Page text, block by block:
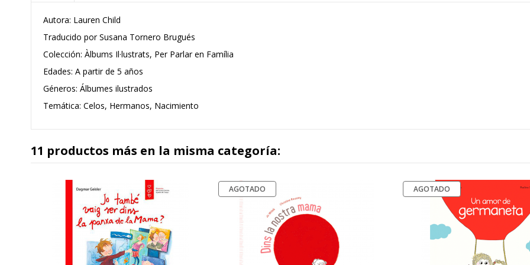
Autora: Lauren Child
Traducido por Susana Tornero Brugués
Colección: Àlbums Il·lustrats, Per Parlar en Família
Edades: A partir de 5 años
Géneros: Álbumes ilustrados
Temática: Celos, Hermanos, Nacimiento
11 productos más en la misma categoría:
AGOTADO AGOTADO